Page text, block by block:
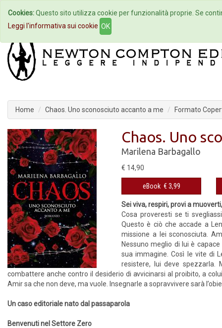
Home Autori Eventi
Home Chaos. Uno sconosciuto accanto a me Formato
Chaos. Uno
Marilena Barbagallo
€ 14,90
eBook € 3,99
Sei viva, respiri, provi a
Cosa proveresti se ti
Questo è ciò che accade a
missione a lei sconosciuta.
Nessuno meglio di lui è
sua immagine. Così le vite di
resistere, lui deve spezzarla.
combattere anche contro il desiderio di avvicinarsi al proibito, a
Amir sa che non deve, ma vuole. Insegnarle a sopravvivere sarà
Un caso editoriale nato dal passaparola
Benvenuti nel Settore Zero
Cookies:Questo sito utilizza cookie per funzionalità proprie. Se
Leggi l'informativa sui cookie OK